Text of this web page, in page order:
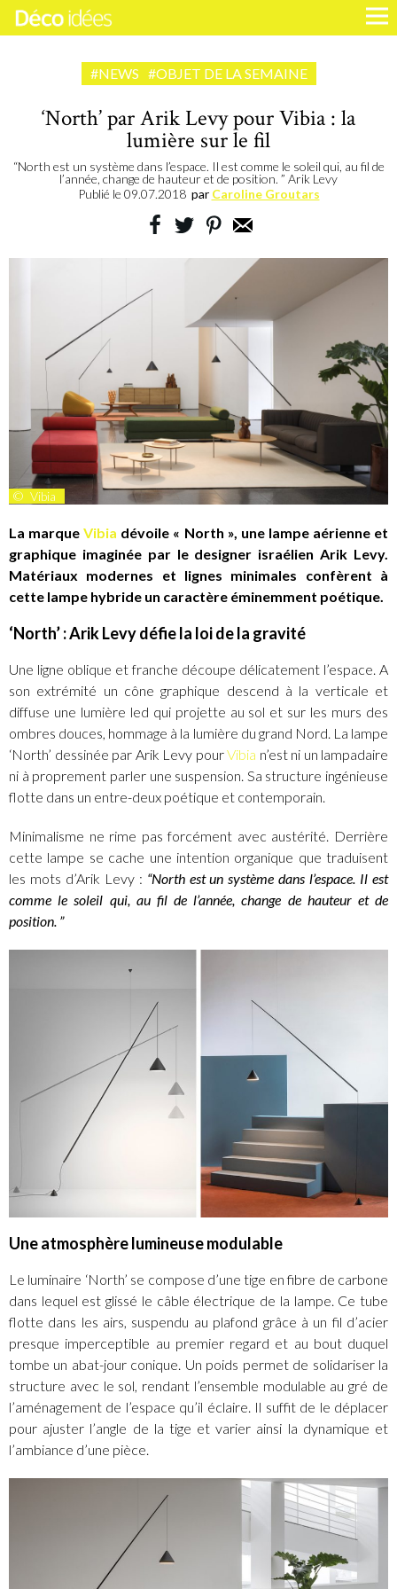
#NEWS #OBJET DE LA SEMAINE
‘North’ par Arik Levy pour Vibia : la
lumière sur le fil
“North est un système dans l’espace. Il est comme le soleil qui, au fil de
l’année, change de hauteur et de position. ” Arik Levy
Publié le 09.07.2018 par Caroline Groutars
© Vibia
La marqueVibia dévoile « North », une lampe aérienne et
graphique imaginée par le designer israélien Arik Levy.
Matériaux modernes et lignes minimales confèrent à
cette lampe hybride un caractère éminemment poétique.
‘North’ : Arik Levy défie la loi de la gravité
Une ligne oblique et franche découpe délicatement l’espace. A
son extrémité un cône graphique descend à la verticale et
diffuse une lumière led qui projette au sol et sur les murs des
ombres douces, hommage à la lumière du grand Nord. La lampe
‘North’ dessinée par Arik Levy pourVibia n’est ni un lampadaire
ni à proprement parler une suspension. Sa structure ingénieuse
flotte dans un entre-deux poétique et contemporain.
Minimalisme ne rime pas forcément avec austérité. Derrière
cette lampe se cache une intention organique que traduisent
les mots d’Arik Levy : “North est un système dans l’espace. Il est
comme le soleil qui, au fil de l’année, change de hauteur et de
position. ”
Une atmosphère lumineuse modulable
Le luminaire ‘North’ se compose d’une tige en fibre de carbone
dans lequel est glissé le câble électrique de la lampe. Ce tube
flotte dans les airs, suspendu au plafond grâce à un fil d’acier
presque imperceptible au premier regard et au bout duquel
tombe un abat-jour conique. Un poids permet de solidariser la
structure avec le sol, rendant l’ensemble modulable au gré de
l’aménagement de l’espace qu’il éclaire. Il suffit de le déplacer
pour ajuster l’angle de la tige et varier ainsi la dynamique et
l’ambiance d’une pièce.